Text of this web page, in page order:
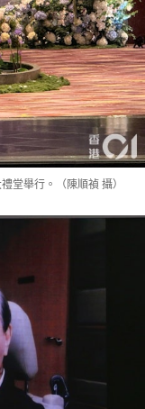
堂舉行。（陳順禎 攝）